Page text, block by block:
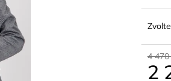
4 470
2